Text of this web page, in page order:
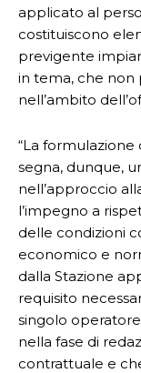
applicato al
costituiscono
previgente
in tema, che non
nell’ambito
“La formulazione
segna, dunque,
nell’approccio
l’impegno a
delle condizioni
economico e
dalla Stazione
requisito
singolo
nella fase di
contrattuale e